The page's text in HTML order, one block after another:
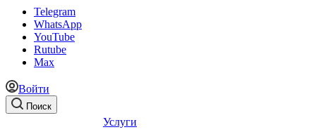
Telegram
WhatsApp
YouTube
Rutube
Max
Войти
Поиск
Услуги